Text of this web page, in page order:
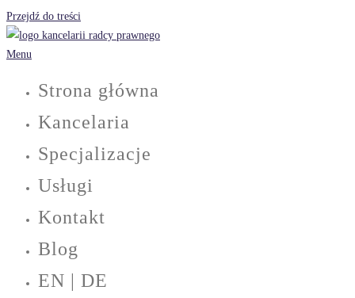
Przejdź do treści
Menu
Strona główna
Kancelaria
Specjalizacje
Usługi
Kontakt
Blog
EN | DE